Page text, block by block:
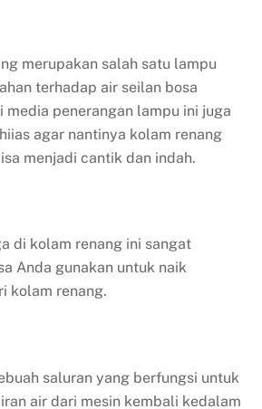
merupakan salah satu lampu
terhadap air seilan bosa
media penerangan lampu ini juga
agar nantinya kolam renang
menjadi cantik dan indah.
di kolam renang ini sangat
Anda gunakan untuk naik
kolam renang.
saluran yang berfungsi untuk
air dari mesin kembali kedalam